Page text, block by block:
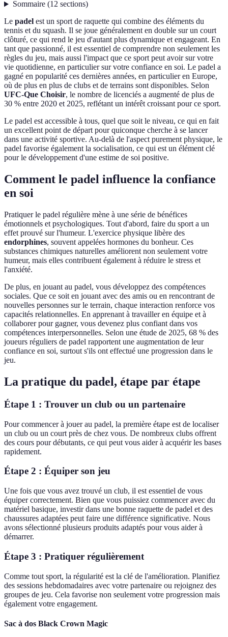
Sommaire(12 sections)
Le padel est un sport de raquette qui combine des éléments du
tennis et du squash. Il se joue généralement en double sur un court
clôturé, ce qui rend le jeu d'autant plus dynamique et engageant. En
tant que passionné, il est essentiel de comprendre non seulement les
règles du jeu, mais aussi l'impact que ce sport peut avoir sur votre
vie quotidienne, en particulier sur votre confiance en soi. Le padel a
gagné en popularité ces dernières années, en particulier en Europe,
où de plus en plus de clubs et de terrains sont disponibles. Selon
UFC-Que Choisir, le nombre de licenciés a augmenté de plus de
30 % entre 2020 et 2025, reflétant un intérêt croissant pour ce sport.
Le padel est accessible à tous, quel que soit le niveau, ce qui en fait
un excellent point de départ pour quiconque cherche à se lancer
dans une activité sportive. Au-delà de l'aspect purement physique, le
padel favorise également la socialisation, ce qui est un élément clé
pour le développement d'une estime de soi positive.
Comment le padel influence la confiance
en soi
Pratiquer le padel régulière mène à une série de bénéfices
émotionnels et psychologiques. Tout d'abord, faire du sport a un
effet prouvé sur l'humeur. L'exercice physique libère des
endorphines, souvent appelées hormones du bonheur. Ces
substances chimiques naturelles améliorent non seulement votre
humeur, mais elles contribuent également à réduire le stress et
l'anxiété.
De plus, en jouant au padel, vous développez des compétences
sociales. Que ce soit en jouant avec des amis ou en rencontrant de
nouvelles personnes sur le terrain, chaque interaction renforce vos
capacités relationnelles. En apprenant à travailler en équipe et à
collaborer pour gagner, vous devenez plus confiant dans vos
compétences interpersonnelles. Selon une étude de 2025, 68 % des
joueurs réguliers de padel rapportent une augmentation de leur
confiance en soi, surtout s'ils ont effectué une progression dans le
jeu.
La pratique du padel, étape par étape
Étape 1 : Trouver un club ou un partenaire
Pour commencer à jouer au padel, la première étape est de localiser
un club ou un court près de chez vous. De nombreux clubs offrent
des cours pour débutants, ce qui peut vous aider à acquérir les bases
rapidement.
Étape 2 : Équiper son jeu
Une fois que vous avez trouvé un club, il est essentiel de vous
équiper correctement. Bien que vous puissiez commencer avec du
matériel basique, investir dans une bonne raquette de padel et des
chaussures adaptées peut faire une différence significative. Nous
avons sélectionné plusieurs produits adaptés pour vous aider à
démarrer.
Étape 3 : Pratiquer régulièrement
Comme tout sport, la régularité est la clé de l'amélioration. Planifiez
des sessions hebdomadaires avec votre partenaire ou rejoignez des
groupes de jeu. Cela favorise non seulement votre progression mais
également votre engagement.
Sac à dos Black Crown Magic